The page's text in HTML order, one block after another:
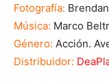
Fotografía:
Música: Marco
Género: Acción.
Distribuidor: